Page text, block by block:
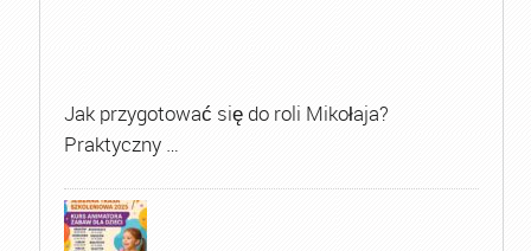
Jak przygotować się do roli Mikołaja?
Praktyczny …